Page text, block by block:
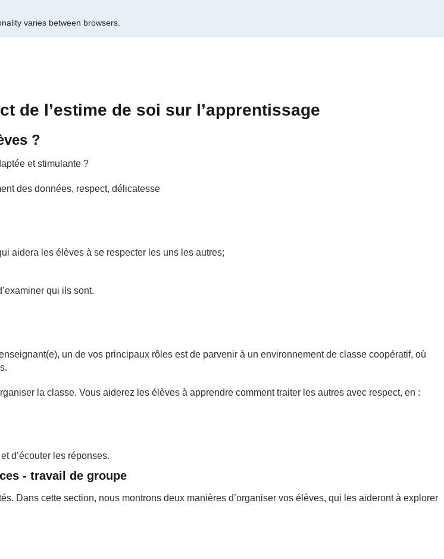
varies between browsers.
de l’estime de soi sur l’apprentissage
?
et stimulante ?
des données, respect, délicatesse
aidera les élèves à se respecter les uns les autres;
qui ils sont.
un de vos principaux rôles est de parvenir à un environnement de classe coopératif, où
la classe. Vous aiderez les élèves à apprendre comment traiter les autres avec respect, en :
d’écouter les réponses.
- travail de groupe
Dans cette section, nous montrons deux manières d’organiser vos élèves, qui les aideront à explorer